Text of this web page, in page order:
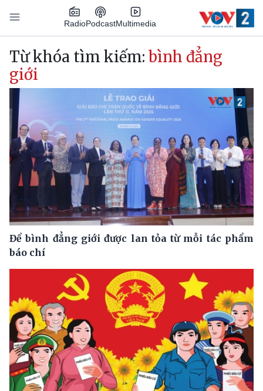
Nhảy đến nội dung
RadioPodcastMultimedia
Main navigation
Từ khóa tìm kiếm: bình đẳng
giới
Để bình đẳng giới được lan tỏa từ mỗi tác phẩm
báo chí